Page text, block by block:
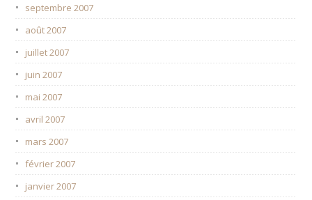
septembre 2007
août 2007
juillet 2007
juin 2007
mai 2007
avril 2007
mars 2007
février 2007
janvier 2007